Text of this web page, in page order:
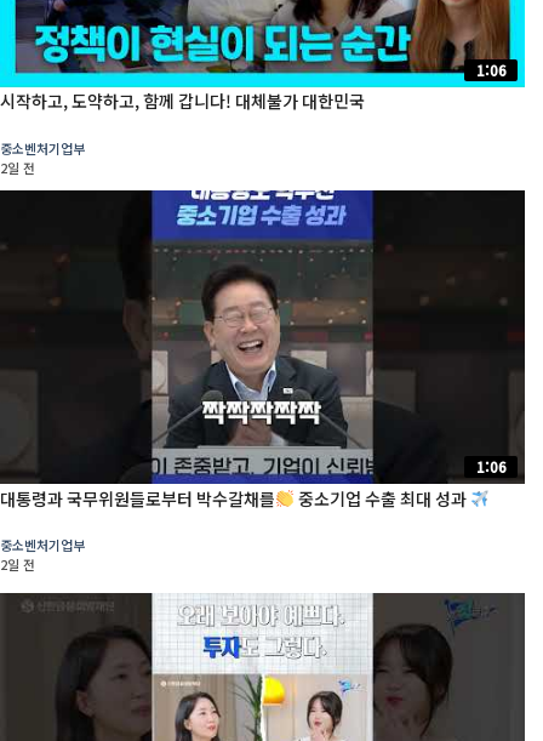
1:06
시작하고, 도약하고, 함께 갑니다! 대체불가 대한민국
중소벤처기업부
2일 전
1:06
대통령과 국무위원들로부터 박수갈채를 중소기업 수출 최대 성과
중소벤처기업부
2일 전